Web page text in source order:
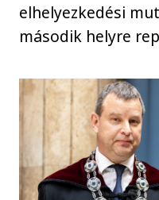
elhelyezkedési
második helyre